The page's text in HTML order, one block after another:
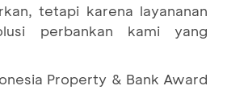
tetapi karena layananan
perbankan kami yang
Property & Bank Award